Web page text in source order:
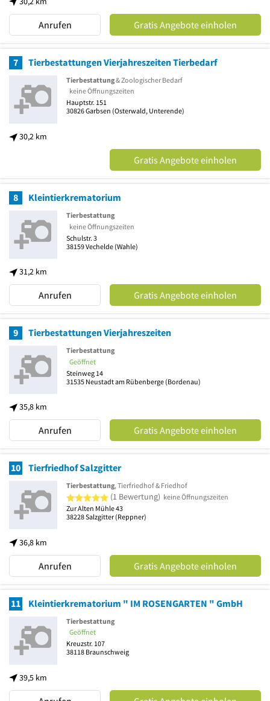
Anrufen Gratis Angebote einholen
7 Tierbestattungen Vierjahreszeiten Tierbedarf
30,2 km
Tierbestattung& Zoologischer Bedarf
keine Öffnungszeiten
Hauptstr. 151
30826Garbsen (Osterwald, Unterende)
Gratis Angebote einholen
8 Kleintierkrematorium
31,2 km
Tierbestattung
keine Öffnungszeiten
Schulstr. 3
38159Vechelde (Wahle)
Anrufen Gratis Angebote einholen
9 Tierbestattungen Vierjahreszeiten
35,8 km
Tierbestattung
Geöffnet
Steinweg 14
31535 Neustadt am Rübenberge (Bordenau)
Anrufen Gratis Angebote einholen
10 Tierfriedhof Salzgitter
36,8 km
Tierbestattung, Tierfriedhof & Friedhof
5 von 5 Sternen
(1 Bewertung) keine Öffnungszeiten
Zur Alten Mühle 43
38228Salzgitter(Reppner)
Anrufen Gratis Angebote einholen
11 Kleintierkrematorium " IM ROSENGARTEN " GmbH
39,5 km
Tierbestattung
Geöffnet
Kreuzstr. 107
38118 Braunschweig